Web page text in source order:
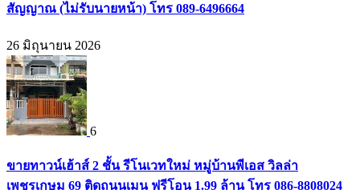
สัญญาณ (ไม่รับนายหน้า) โทร 089-6496664
26 มิถุนายน 2026
6
ขายทาวน์เฮ้าส์ 2 ชั้น รีโนเวทใหม่ หมู่บ้านพีเอส วิลล่า
เพชรเกษม 69 ติดถนนเมน ฟรีโอน 1.99 ล้าน โทร 086-8808024